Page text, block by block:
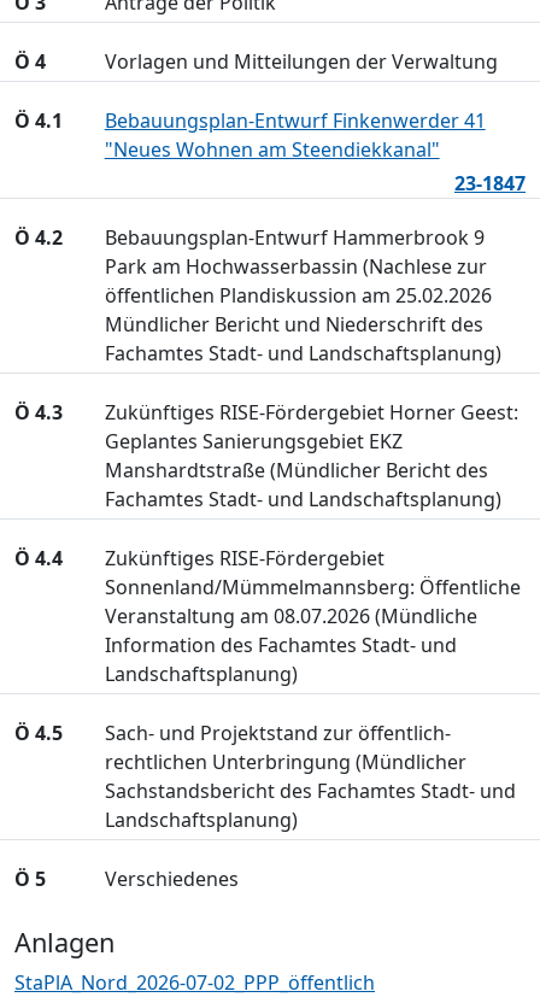
Ö 4 Vorlagen und Mitteilungen der Verwaltung
Ö 4.1
Bebauungsplan-Entwurf Finkenwerder 41
"Neues Wohnen am Steendiekkanal"
23-1847
Ö 4.2
Bebauungsplan-Entwurf Hammerbrook 9
Park am Hochwasserbassin (Nachlese zur
öffentlichen Plandiskussion am 25.02.2026
Mündlicher Bericht und Niederschrift des
Fachamtes Stadt- und Landschaftsplanung)
Ö 4.3
Zukünftiges RISE-Fördergebiet Horner Geest:
Geplantes Sanierungsgebiet EKZ
Manshardtstraße (Mündlicher Bericht des
Fachamtes Stadt- und Landschaftsplanung)
Ö 4.4
Zukünftiges RISE-Fördergebiet
Sonnenland/Mümmelmannsberg: Öffentliche
Veranstaltung am 08.07.2026 (Mündliche
Information des Fachamtes Stadt- und
Landschaftsplanung)
Ö 4.5
Sach- und Projektstand zur öffentlich-
rechtlichen Unterbringung (Mündlicher
Sachstandsbericht des Fachamtes Stadt- und
Landschaftsplanung)
Ö 5 Verschiedenes
Anlagen
StaPlA_Nord_2026-07-02_PPP_öffentlich